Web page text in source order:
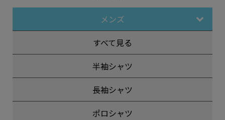
メンズ
すべて見る
半袖シャツ
長袖シャツ
ポロシャツ